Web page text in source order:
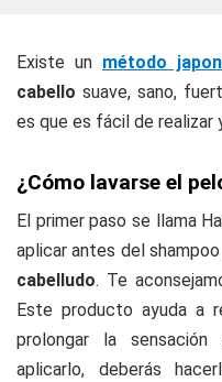
Existe un método
cabello suave, sano,
es que es fácil de realizar
¿Cómo lavarse el
El primer paso se llama
aplicar antes del
cabelludo. Te
Este producto ayuda a
prolongar la
aplicarlo, deberás